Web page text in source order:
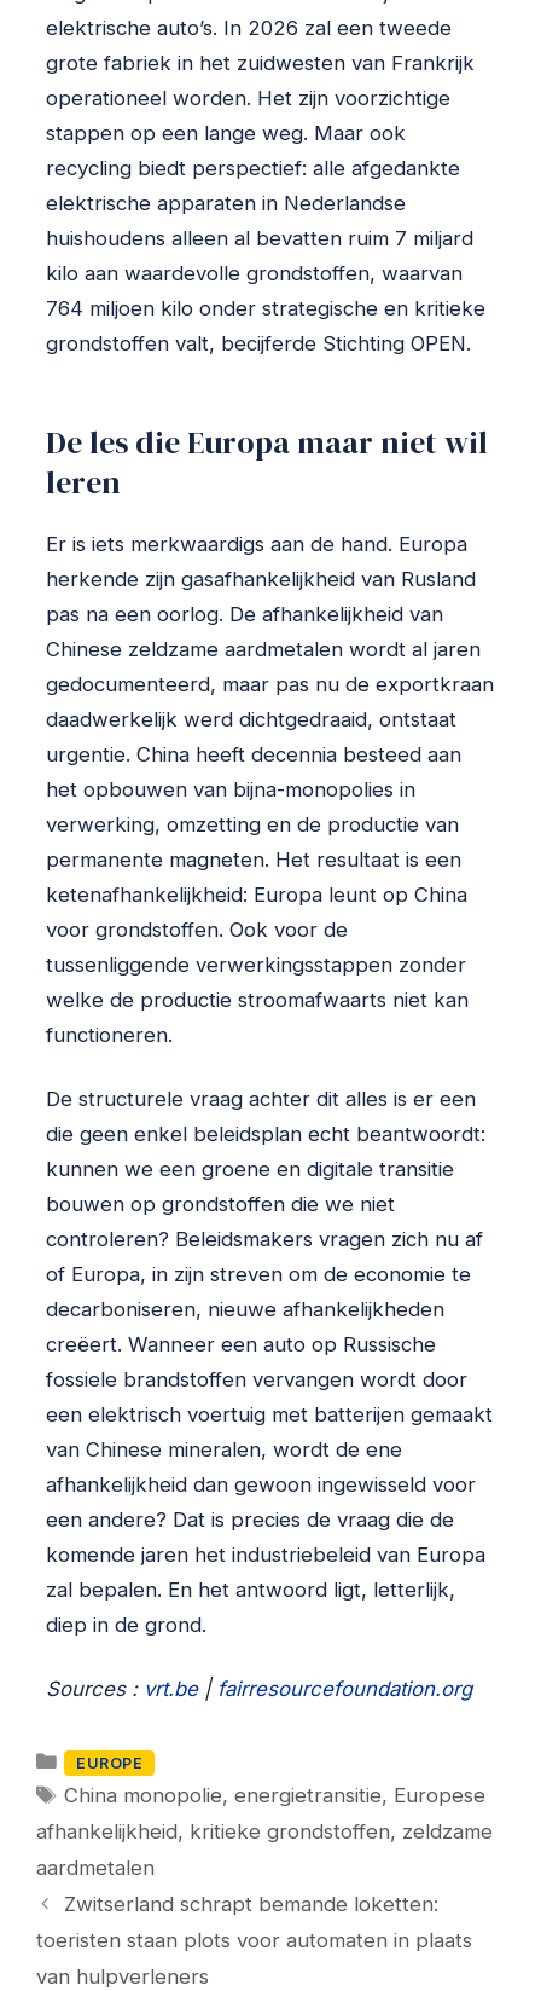
elektrische auto’s. In 2026 zal een tweede
grote fabriek in het zuidwesten van Frankrijk
operationeel worden. Het zijn voorzichtige
stappen op een lange weg. Maar ook
recycling biedt perspectief: alle afgedankte
elektrische apparaten in Nederlandse
huishoudens alleen al bevatten ruim 7 miljard
kilo aan waardevolle grondstoffen, waarvan
764 miljoen kilo onder strategische en kritieke
grondstoffen valt, becijferde Stichting OPEN.
De les die Europa maar niet wil
leren
Er is iets merkwaardigs aan de hand. Europa
herkende zijn gasafhankelijkheid van Rusland
pas na een oorlog. De afhankelijkheid van
Chinese zeldzame aardmetalen wordt al jaren
gedocumenteerd, maar pas nu de exportkraan
daadwerkelijk werd dichtgedraaid, ontstaat
urgentie. China heeft decennia besteed aan
het opbouwen van bijna-monopolies in
verwerking, omzetting en de productie van
permanente magneten. Het resultaat is een
ketenafhankelijkheid: Europa leunt op China
voor grondstoffen. Ook voor de
tussenliggende verwerkingsstappen zonder
welke de productie stroomafwaarts niet kan
functioneren.
De structurele vraag achter dit alles is er een
die geen enkel beleidsplan echt beantwoordt:
kunnen we een groene en digitale transitie
bouwen op grondstoffen die we niet
controleren? Beleidsmakers vragen zich nu af
of Europa, in zijn streven om de economie te
decarboniseren, nieuwe afhankelijkheden
creëert. Wanneer een auto op Russische
fossiele brandstoffen vervangen wordt door
een elektrisch voertuig met batterijen gemaakt
van Chinese mineralen, wordt de ene
afhankelijkheid dan gewoon ingewisseld voor
een andere? Dat is precies de vraag die de
komende jaren het industriebeleid van Europa
zal bepalen. En het antwoord ligt, letterlijk,
diep in de grond.
Sources : vrt.be| fairresourcefoundation.org
Categorieën
EUROPE
Tags
China monopolie,energietransitie, Europese
afhankelijkheid, kritieke grondstoffen, zeldzame
aardmetalen
Zwitserland schrapt bemande loketten:
toeristen staan plots voor automaten in plaats
van hulpverleners